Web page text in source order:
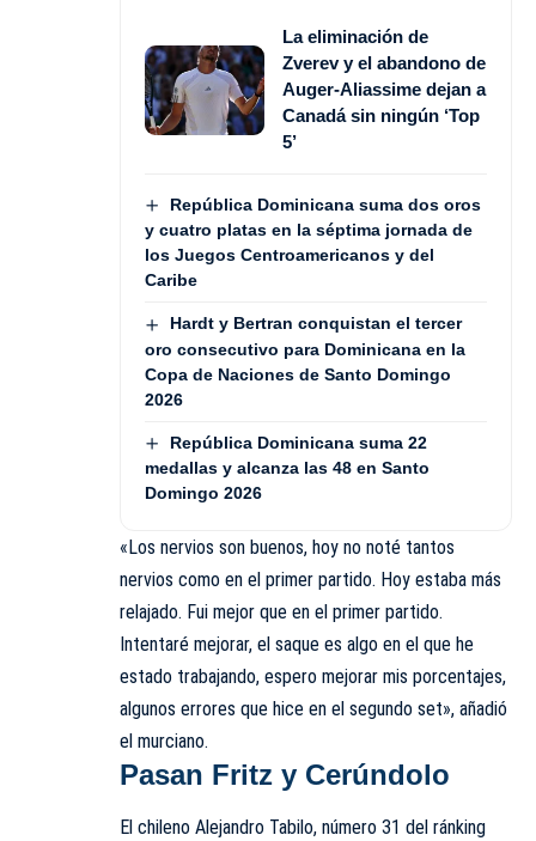
La eliminación de
Zverev y el abandono de
Auger-Aliassime dejan a
Canadá sin ningún ‘Top
5’
República Dominicana suma dos oros
y cuatro platas en la séptima jornada de
los Juegos Centroamericanos y del
Caribe
Hardt y Bertran conquistan el tercer
oro consecutivo para Dominicana en la
Copa de Naciones de Santo Domingo
2026
República Dominicana suma 22
medallas y alcanza las 48 en Santo
Domingo 2026
«Los nervios son buenos, hoy no noté tantos
nervios como en el primer partido. Hoy estaba más
relajado. Fui mejor que en el primer partido.
Intentaré mejorar, el saque es algo en el que he
estado trabajando, espero mejorar mis porcentajes,
algunos errores que hice en el segundo set», añadió
el murciano.
Pasan Fritz y Cerúndolo
El chileno Alejandro Tabilo, número 31 del ránking